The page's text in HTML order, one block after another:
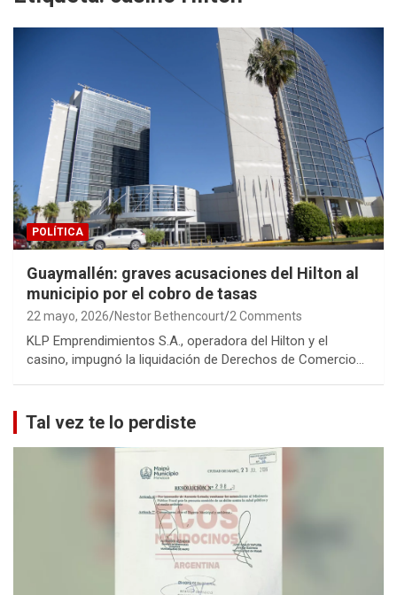
POLÍTICA
Guaymallén: graves acusaciones del Hilton al
municipio por el cobro de tasas
22 mayo, 2026 Nestor Bethencourt 2 Comments
KLP Emprendimientos S.A., operadora del Hilton y el
casino, impugnó la liquidación de Derechos de Comercio…
Tal vez te lo perdiste